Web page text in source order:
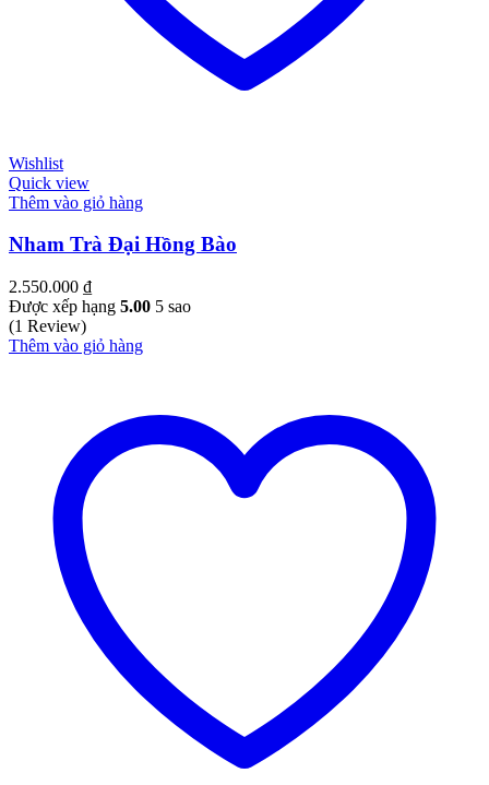
Wishlist
Quick view
Thêm vào giỏ hàng
Nham Trà Đại Hồng Bào
2.550.000 ₫
Được xếp hạng 5.00 5 sao
(1 Review)
Thêm vào giỏ hàng